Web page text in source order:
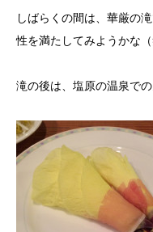
しばらくの間は、華厳の
性を満たしてみようかな（
滝の後は、塩原の温泉で